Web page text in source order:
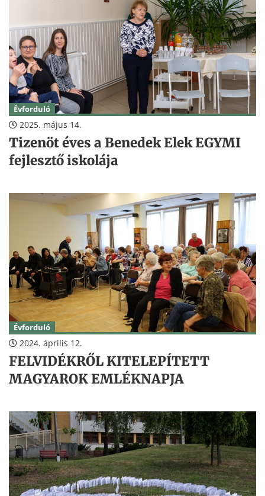
Évforduló
2025. május 14.
Tizenöt éves a Benedek Elek EGYMI
fejlesztő iskolája
Évforduló
2024. április 12.
FELVIDÉKRŐL KITELEPÍTETT
MAGYAROK EMLÉKNAPJA